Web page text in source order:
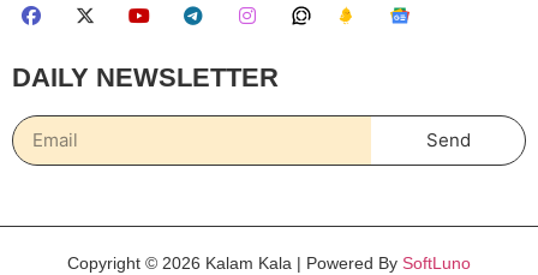
DAILY NEWSLETTER
Send
Copyright © 2026 Kalam Kala | Powered By SoftLuno